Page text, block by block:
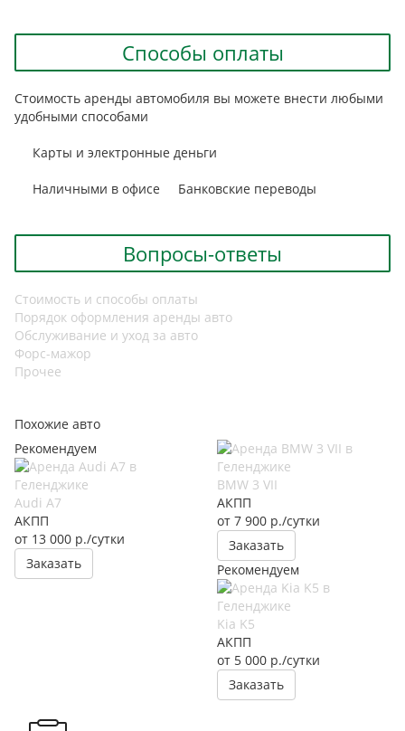
Способы оплаты
Стоимость аренды автомобиля вы можете внести любыми
удобными способами
Карты и электронные деньги
Наличными в офисе Банковские переводы
Вопросы-ответы
Стоимость и способы оплаты
Порядок оформления аренды авто
Обслуживание и уход за авто
Форс-мажор
Прочее
Похожие авто
Рекомендуем
Audi A7
АКПП
от 13 000 р./сутки
Заказать
BMW 3 VII
АКПП
от 7 900 р./сутки
Заказать
Рекомендуем
Kia K5
АКПП
от 5 000 р./сутки
Заказать